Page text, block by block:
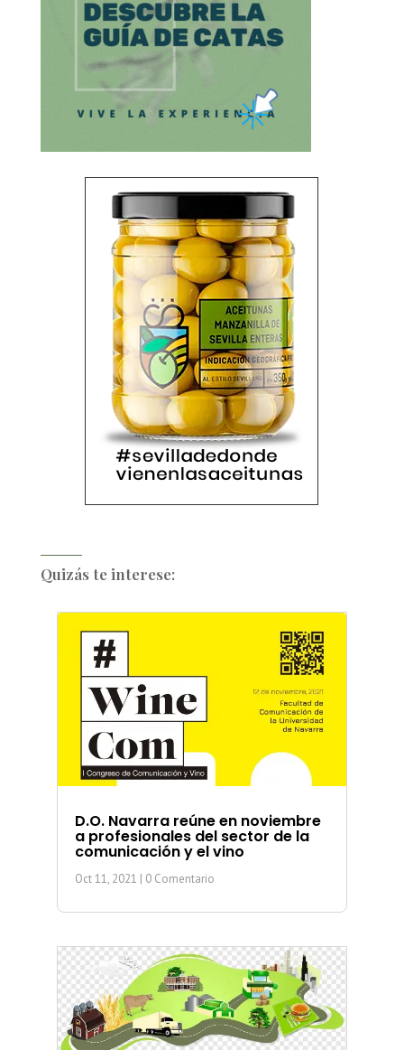
Quizás te interese:
D.O. Navarra reúne en noviembre
a profesionales del sector de la
comunicación y el vino
Oct 11, 2021 | 0 Comentario